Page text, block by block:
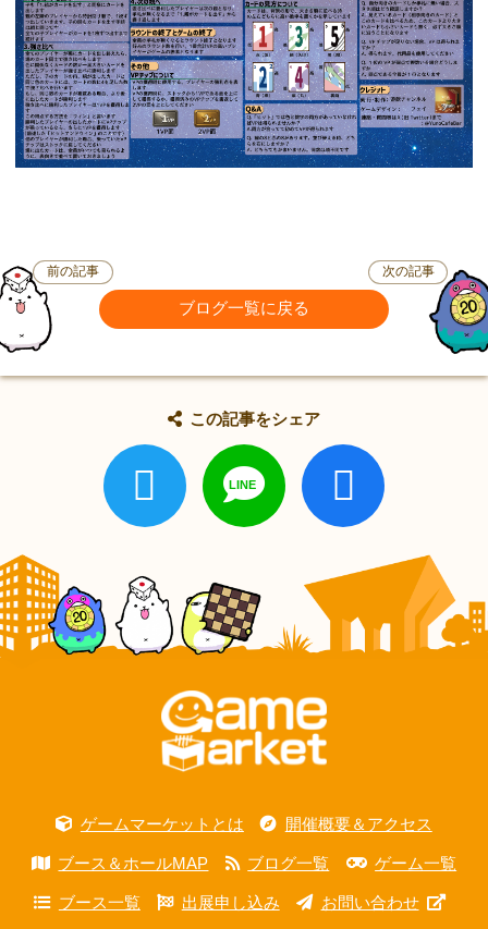
前の記事
ブログ一覧に戻る
次の記事
この記事をシェア
ゲームマーケットとは 開催概要＆アクセス
ブース＆ホールMAP ブログ一覧 ゲーム一覧
ブース一覧 出展申し込み お問い合わせ